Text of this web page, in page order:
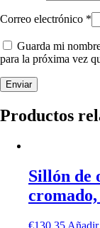
Correo electrónico *
Guarda mi
para la próxima vez
Productos
Sillón de
€130,35